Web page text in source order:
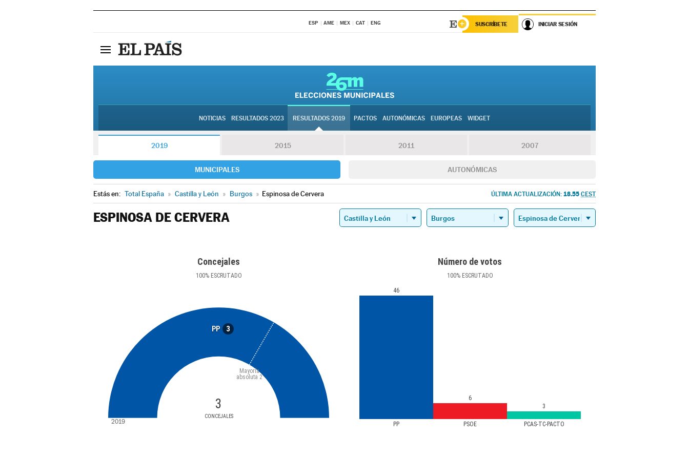
ESP AME MEX CAT ENG SUSCRÍBETE INICIAR SESIÓN
NOTICIAS RESULTADOS 2023 RESULTADOS 2019 PACTOS AUTONÓMICAS EUROPEAS WIDGET
2019 2015 2011 2007
MUNICIPALES AUTONÓMICAS
Estás en: Total España » Castilla y León » Burgos » Espinosa de Cervera ÚLTIMA ACTUALIZACIÓN: 18.55 CEST
ESPINOSA DE CERVERA
Concejales
100%ESCRUTADO
PP 3
3
CONCEJALES
Mayoría
absoluta 2
2019
Número de votos
100%ESCRUTADO
PP PSOE PCAS-TC-PACTO
46
6
3